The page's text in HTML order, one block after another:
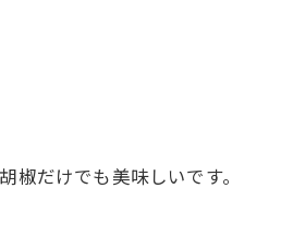
だけでも美味しいです。